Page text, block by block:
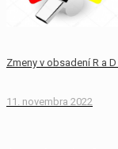
Zmeny v obsadení R a
11. novembra 2022